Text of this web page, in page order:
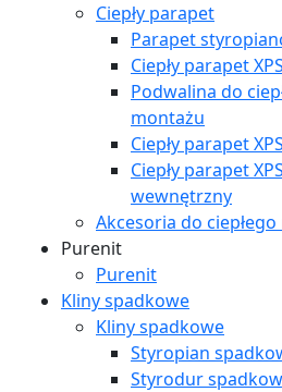
Ciepły parapet
Parapet
Ciepły parapet XPS
Podwalina do
montażu
Ciepły parapet
Ciepły parapet XPS
wewnętrzny
Akcesoria do
Purenit
Purenit
Kliny spadkowe
Kliny spadkowe
Styropian
Styrodur